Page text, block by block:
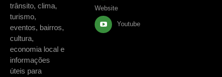
trânsito, clima,
turismo,
eventos, bairros,
cultura,
economia local e
informações
úteis para
Website
Youtube